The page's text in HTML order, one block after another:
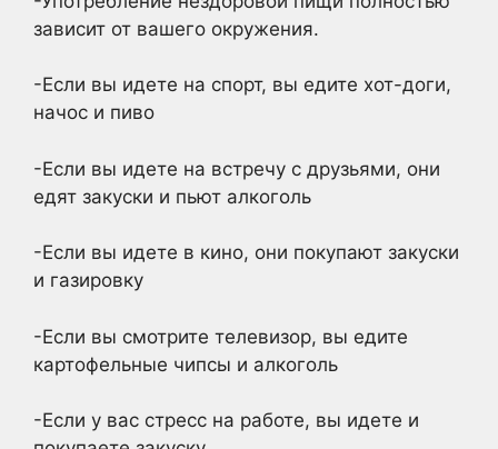
зависит от вашего окружения.
-Если вы идете на спорт, вы едите хот-доги,
начос и пиво
-Если вы идете на встречу с друзьями, они
едят закуски и пьют алкоголь
-Если вы идете в кино, они покупают закуски
и газировку
-Если вы смотрите телевизор, вы едите
картофельные чипсы и алкоголь
-Если у вас стресс на работе, вы идете и